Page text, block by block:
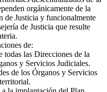
orgánicamente de la
de Justicia y funcionalmente
de Justicia que resulte
de:
todas las Direcciones de la
y Servicios Judiciales.
de los Órganos y Servicios